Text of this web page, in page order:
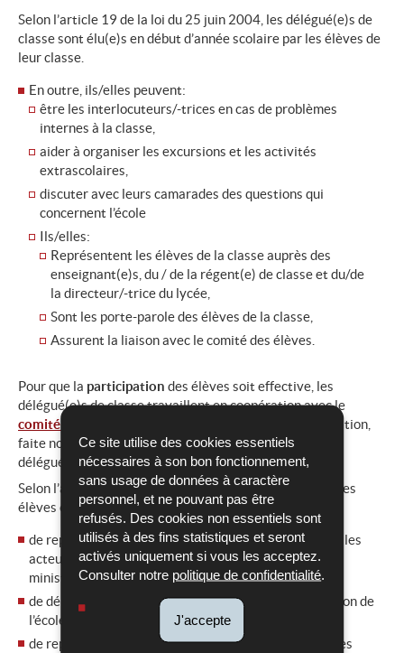
Ce site utilise des cookies essentiels
nécessaires à son bon fonctionnement,
sans usage de données à caractère
personnel, et ne pouvant pas être
refusés. Des cookies non essentiels sont
utilisés à des fins statistiques et seront
activés uniquement si vous les acceptez.
Consulter notre politique de confidentialité.
J'accepte
Selon l’article 19 de la loi du 25 juin 2004, les délégué(e)s de
classe sont élu(e)s en début d’année scolaire par les élèves de
leur classe.
En outre, ils/elles peuvent:
être les interlocuteurs/-trices en cas de problèmes
internes à la classe,
aider à organiser les excursions et les activités
extrascolaires,
discuter avec leurs camarades des questions qui
concernent l’école
Ils/elles:
Représentent les élèves de la classe auprès des
enseignant(e)s, du / de la régent(e) de classe et du/de
la directeur/-trice du lycée,
Sont les porte-parole des élèves de la classe,
Assurent la liaison avec le comité des élèves.
Pour que la participation des élèves soit effective, les
délégué(e)s de classe travaillent en coopération avec le
comité des élèves
. Le prérequis : une bonne communication,
faite notamment de rencontres régulières entre les
délégué(e)s de classe.
Selon l’article 34 de la loi du 25 juin 2004, les comités des
élèves ont notamment pour mission :
de représenter les intérêts des élèves auprès de tous les
acteurs de l’école (direction, enseignant(e)s, parents,
ministère, etc.),
de déléguer des représentant(e)s au conseil d’éducation de
l’école,
de représenter les élèves à la conférence nationale des